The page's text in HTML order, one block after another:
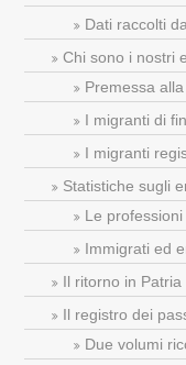
Dati raccolti
Chi sono i nostri
Premessa
I migranti di
I migranti
Statistiche sugli
Le
Immigrati ed
Il ritorno in Patria
Il registro dei
Due volumi